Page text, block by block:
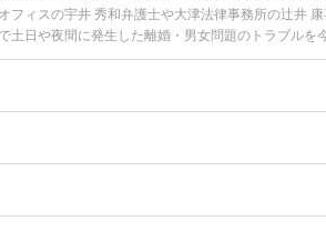
ィスの宇井 秀和弁護士や大津法律事務所の辻井
日や夜間に発生した離婚・男女問題のトラブルを
離婚・男女問題を法律相談できる草津市内の弁護